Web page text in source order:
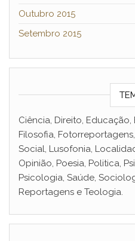
Outubro 2015
Setembro 2015
Ciência, Direito, Educação,
Filosofia,
Social, Lusofonia,
Opinião, Poesia, Politica,
Psicologia, Saúde,
Reportagens e Teologia.